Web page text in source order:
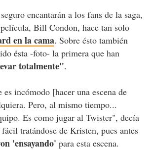
encantarán a los fans de la saga,
Bill Condon, hace tan solo
en la cama. Sobre ésto también
ésta -foto- la primera que han
totalmente".
incómodo [hacer una escena de
Pero, al mismo tiempo...
Es como jugar al Twister", decía
tratándose de Kristen, pues antes
'ensayando' para esta escena.